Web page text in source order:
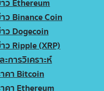
ว Ethereum
ว Binance Coin
ว Dogecoin
ว Ripple (XRP)
ะการวิเคราะห์
คา Bitcoin